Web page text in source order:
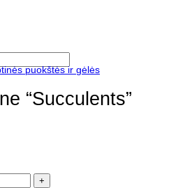
puokštės ir gėlės
“Succulents”